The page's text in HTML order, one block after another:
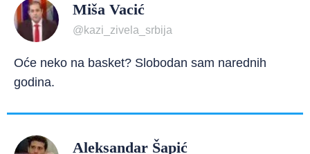
Miša Vacić
@kazi_zivela_srbija
Oće neko na basket? Slobodan sam narednih
godina.
Aleksandar Šapić